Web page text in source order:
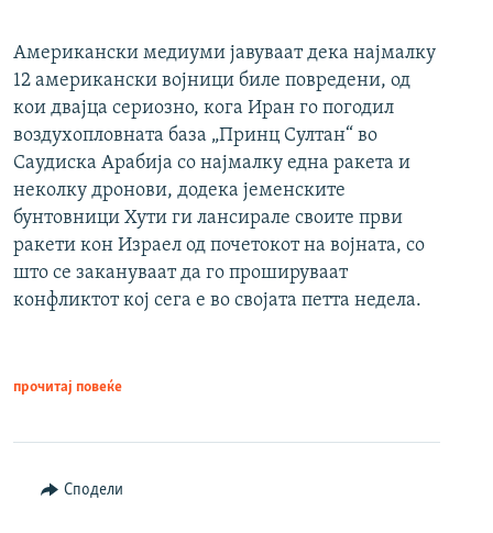
Американски медиуми јавуваат дека најмалку
12 американски војници биле повредени, од
кои двајца сериозно, кога Иран го погодил
воздухопловната база „Принц Султан“ во
Саудиска Арабија со најмалку една ракета и
неколку дронови, додека јеменските
бунтовници Хути ги лансирале своите први
ракети кон Израел од почетокот на војната, со
што се закануваат да го прошируваат
конфликтот кој сега е во својата петта недела.
прочитај повеќе
Сподели